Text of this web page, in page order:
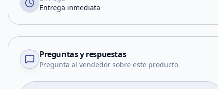
Entrega inmediata
Preguntas y respuestas
Pregunta al vendedor sobre este producto